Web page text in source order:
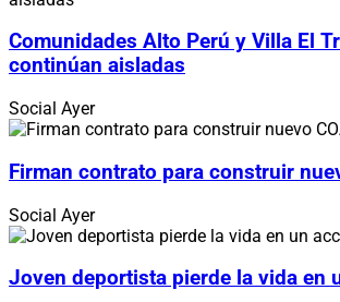
Comunidades Alto Perú y Villa El
continúan aisladas
Social Ayer
Firman contrato para construir
Social Ayer
Joven deportista pierde la vida en